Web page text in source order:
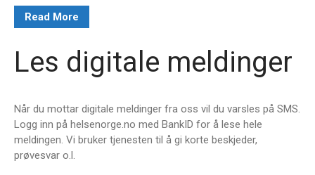
Informasjon
Nyheter
Logg inn
Read More
Les digitale meldinger
Når du mottar digitale meldinger fra oss vil du varsles på SMS.
Logg inn på helsenorge.no med BankID for å lese hele
meldingen. Vi bruker tjenesten til å gi korte beskjeder,
prøvesvar o.l.